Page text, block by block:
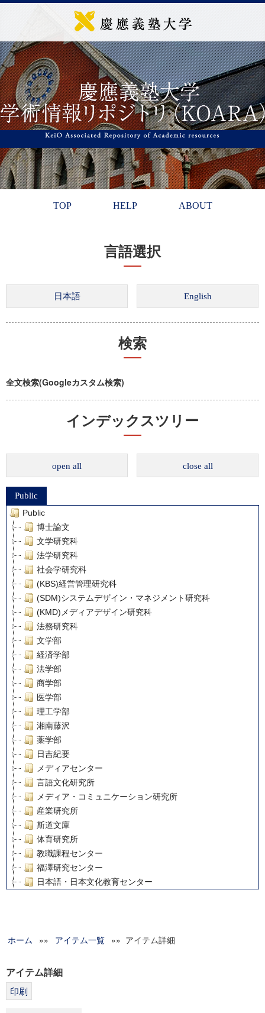
TOP HELP ABOUT
言語選択
検索
全文検索(Googleカスタム検索)
インデックスツリー
open all close all
Public
Public
博士論文
文学研究科
法学研究科
社会学研究科
(KBS)経営管理研究科
(SDM)システムデザイン・マネジメント研究科
(KMD)メディアデザイン研究科
法務研究科
文学部
経済学部
法学部
商学部
医学部
理工学部
湘南藤沢
薬学部
日吉紀要
メディアセンター
言語文化研究所
メディア・コミュニケーション研究所
産業研究所
斯道文庫
体育研究所
教職課程センター
福澤研究センター
日本語・日本文化教育センター
グローバルリサーチインスティテュート
科学研究費補助金研究成果報告書
ホーム »» アイテム一覧 »» アイテム詳細
アイテム詳細